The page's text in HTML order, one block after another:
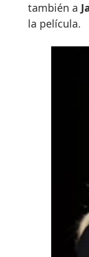
también a
la película.